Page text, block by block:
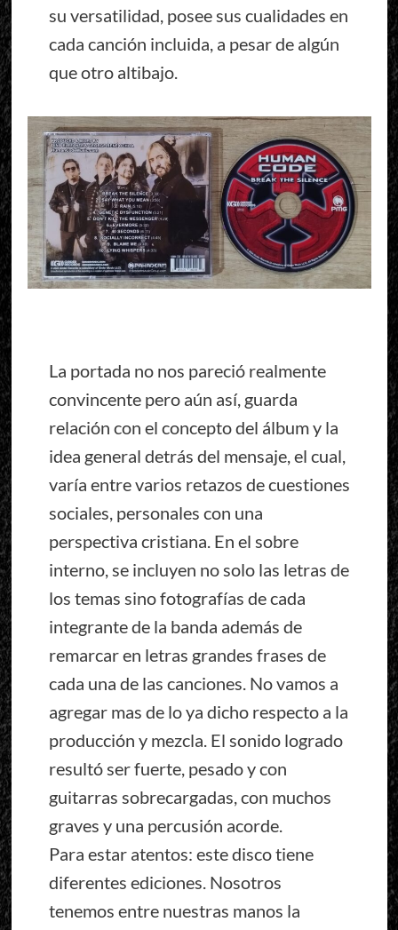
su versatilidad, posee sus cualidades en
cada canción incluida, a pesar de algún
que otro altibajo.
La portada no nos pareció realmente
convincente pero aún así, guarda
relación con el concepto del álbum y la
idea general detrás del mensaje, el cual,
varía entre varios retazos de cuestiones
sociales, personales con una
perspectiva cristiana. En el sobre
interno, se incluyen no solo las letras de
los temas sino fotografías de cada
integrante de la banda además de
remarcar en letras grandes frases de
cada una de las canciones. No vamos a
agregar mas de lo ya dicho respecto a la
producción y mezcla. El sonido logrado
resultó ser fuerte, pesado y con
guitarras sobrecargadas, con muchos
graves y una percusión acorde.
Para estar atentos: este disco tiene
diferentes ediciones. Nosotros
tenemos entre nuestras manos la